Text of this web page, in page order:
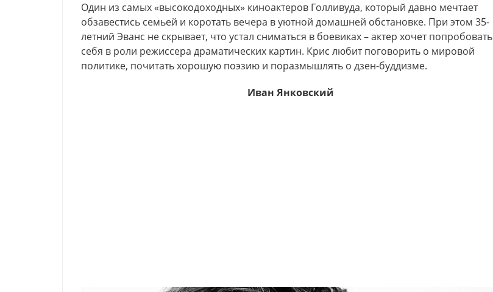
Один из самых «высокодоходных» киноактеров Голливуда, который давно мечтает
обзавестись семьей и коротать вечера в уютной домашней обстановке. При этом 35-
летний Эванс не скрывает, что устал сниматься в боевиках – актер хочет попробовать
себя в роли режиссера драматических картин. Крис любит поговорить о мировой
политике, почитать хорошую поэзию и поразмышлять о дзен-буддизме.
Иван Янковский